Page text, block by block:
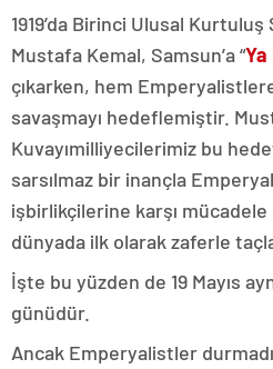
1919’da Birinci Ulusal Kurtuluş
Mustafa Kemal, Samsun’a “Ya
çıkarken, hem
savaşmayı hedeflemiştir.
Kuvayımilliyecilerimiz bu
sarsılmaz bir inançla
işbirlikçilerine karşı
dünyada ilk olarak zaferle
İşte bu yüzden de 19 Mayıs
günüdür.
Ancak Emperyalistler